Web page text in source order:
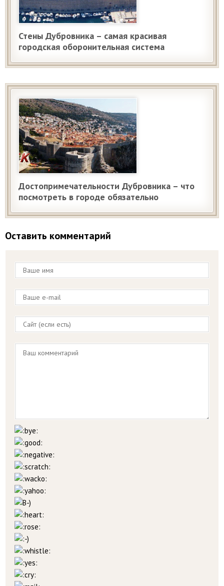
Стены Дубровника – самая красивая
городская оборонительная система
Достопримечательности Дубровника – что
посмотреть в городе обязательно
Оставить комментарий